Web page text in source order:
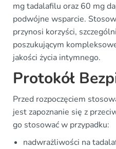
mg tadalafilu oraz 60 mg
podwójne wsparcie.
przynosi korzyści,
poszukującym
jakości życia intymnego.
Protokół
Przed rozpoczęciem
jest zapoznanie się z
go stosować w przypadku:
nadwrażliwości na